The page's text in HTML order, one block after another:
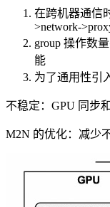
在跨机器通信
>network-
group 操作数
能
为了通用性引
不稳定：GPU 同步
M2N 的优化：减少